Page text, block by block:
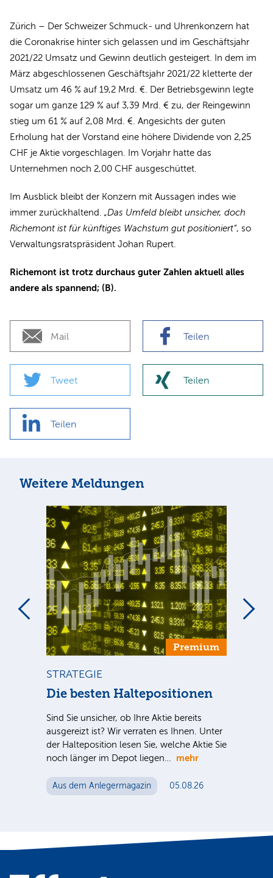
Zürich – Der Schweizer Schmuck- und Uhrenkonzern hat
die Coronakrise hinter sich gelassen und im Geschäftsjahr
2021/22 Umsatz und Gewinn deutlich gesteigert. In dem im
März abgeschlossenen Geschäftsjahr 2021/22 kletterte der
Umsatz um 46 % auf 19,2 Mrd. €. Der Betriebsgewinn legte
sogar um ganze 129 % auf 3,39 Mrd. € zu, der Reingewinn
stieg um 61 % auf 2,08 Mrd. €. Angesichts der guten
Erholung hat der Vorstand eine höhere Dividende von 2,25
CHF je Aktie vorgeschlagen. Im Vorjahr hatte das
Unternehmen noch 2,00 CHF ausgeschüttet.
Im Ausblick bleibt der Konzern mit Aussagen indes wie
immer zurückhaltend. „Das Umfeld bleibt unsicher, doch
Richemont ist für künftiges Wachstum gut positioniert“, so
Verwaltungsratspräsident Johan Rupert.
Richemont ist trotz durchaus guter Zahlen aktuell alles
andere als spannend; (B).
Mail Teilen
Tweet Teilen
Teilen
Weitere Meldungen
Premium
STRATEGIE
Die besten Haltepositionen
Sind Sie unsicher, ob Ihre Aktie bereits
ausgereizt ist? Wir verraten es Ihnen. Unter
der Halteposition lesen Sie, welche Aktie Sie
noch länger im Depot liegen… mehr
Aus dem Anlegermagazin 05.08.26